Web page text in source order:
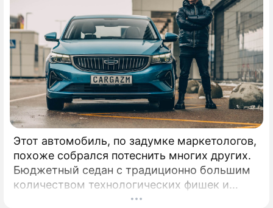
Этот автомобиль, по задумке маркетологов,
похоже собрался потеснить многих других.
Бюджетный седан с традиционно большим
количеством технологических фишек и
приспособлений бодро зашел на российский